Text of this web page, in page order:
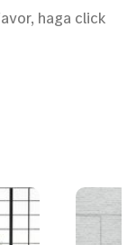
haga click